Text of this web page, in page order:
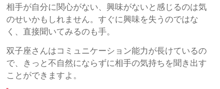
相手が自分に関心がない、興味がないと感じるのは気
のせいかもしれません。すぐに興味を失うのではな
く、直接聞いてみるのも手。
双子座さんはコミュニケーション能力が長けているの
で、きっと不自然にならずに相手の気持ちを聞き出す
ことができますよ。